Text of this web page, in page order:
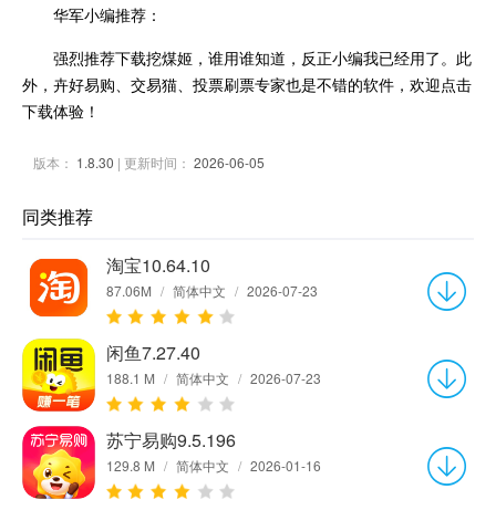
华军小编推荐：
强烈推荐下载挖煤姬，谁用谁知道，反正小编我已经用了。此
外，卉好易购、交易猫、投票刷票专家也是不错的软件，欢迎点击
下载体验！
版本： 1.8.30 | 更新时间： 2026-06-05
同类推荐
淘宝10.64.10
87.06M / 简体中文 / 2026-07-23
闲鱼7.27.40
188.1 M / 简体中文 / 2026-07-23
苏宁易购9.5.196
129.8 M / 简体中文 / 2026-01-16